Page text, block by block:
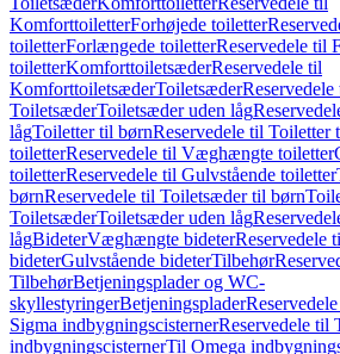
KomforttoiletterForhøjede toiletter
toiletterForlængede toiletterReservedele til
toiletterKomforttoiletsæderReservedele til
KomforttoiletsæderToiletsæderReservedele
ToiletsæderToiletsæder uden låg
lågToiletter til børnReservedele til Toiletter
toiletterReservedele til Væghængte toiletter
toiletterReservedele til Gulvstående toiletter
børnReservedele til Toiletsæder til børn
ToiletsæderToiletsæder uden låg
lågBideterVæghængte bideterReservedele
bideterGulvstående bideterTilbehør
TilbehørBetjeningsplader og WC-
skyllestyringerBetjeningsplader
Sigma indbygningscisternerReservedele til
indbygningscisternerTil Omega